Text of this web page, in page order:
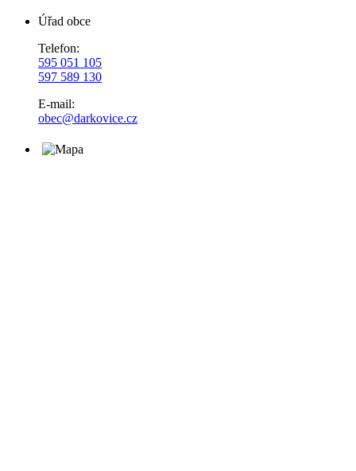
Úřad obce
Telefon:
595 051 105
597 589 130
E-mail:
obec@darkovice.cz